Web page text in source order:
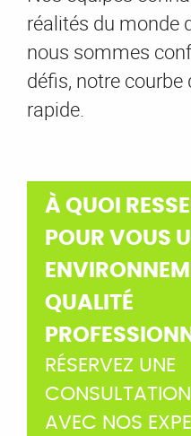
réalités du monde
nous sommes
défis, notre
rapide.
À QUOI
POUR VOUS
QUALITÉ
RÉSERVEZ UNE
AVEC NOS